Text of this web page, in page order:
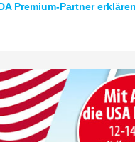
Premium-Partner